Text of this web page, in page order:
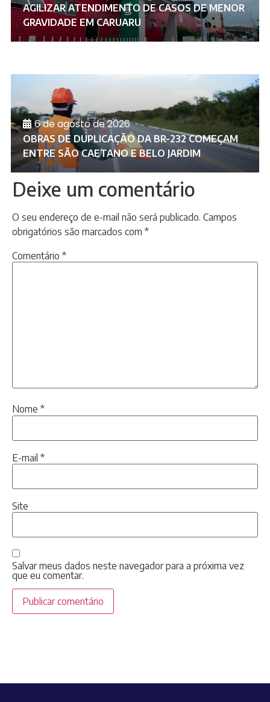
AGILIZAR ATENDIMENTO DE CASOS DE MENOR
GRAVIDADE EM CARUARU
6 de agosto de 2026
OBRAS DE DUPLICAÇÃO DA BR-232 COMEÇAM
ENTRE SÃO CAETANO E BELO JARDIM
Deixe um comentário
O seu endereço de e-mail não será publicado. Campos
obrigatórios são marcados com *
Comentário *
Nome *
E-mail *
Site
Salvar meus dados neste navegador para a próxima vez
que eu comentar.